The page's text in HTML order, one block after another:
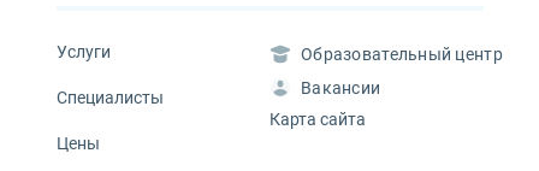
Услуги
Специалисты
Цены
Образовательный центр
Вакансии
Карта сайта